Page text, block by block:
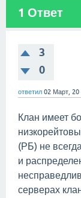
1 Ответ
3
0
ответил 02 Март, 20
Клан имеет
(РБ) не
и
серверах